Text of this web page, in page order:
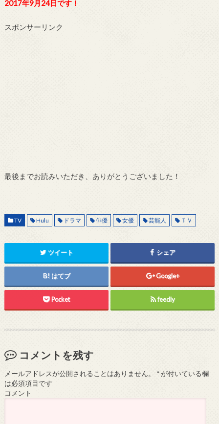
2017年9月24日です！
スポンサーリンク
最後までお読みいただき、ありがとうございました！
TV Hulu ドラマ 俳優 女優 芸能人 ＴＶ
ツイート シェア
はてブ Google+
Pocket feedly
コメントを残す
メールアドレスが公開されることはありません。 *が付いている欄
は必須項目です
コメント